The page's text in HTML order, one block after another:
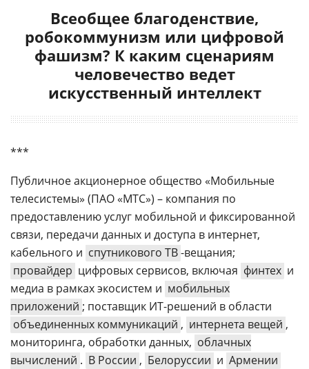
Всеобщее благоденствие,
робокоммунизм или цифровой
фашизм? К каким сценариям
человечество ведет
искусственный интеллект
***
Публичное акционерное общество «Мобильные
телесистемы» (ПАО «МТС») – компания по
предоставлению услуг мобильной и фиксированной
связи, передачи данных и доступа в интернет,
кабельного и спутникового ТВ-вещания;
провайдер цифровых сервисов, включая финтех и
медиа в рамках экосистем и мобильных
приложений ; поставщик ИТ-решений в области
объединенных коммуникаций , интернета вещей ,
мониторинга, обработки данных, облачных
вычислений . В России , Белоруссии и Армении